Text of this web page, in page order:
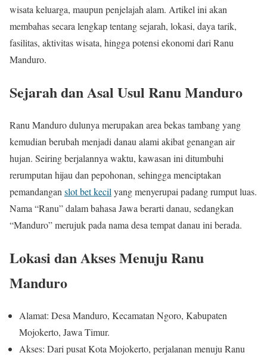
wisata keluarga, maupun penjelajah alam. Artikel ini akan
membahas secara lengkap tentang sejarah, lokasi, daya tarik,
fasilitas, aktivitas wisata, hingga potensi ekonomi dari Ranu
Manduro.
Sejarah dan Asal Usul Ranu Manduro
Ranu Manduro dulunya merupakan area bekas tambang yang
kemudian berubah menjadi danau alami akibat genangan air
hujan. Seiring berjalannya waktu, kawasan ini ditumbuhi
rerumputan hijau dan pepohonan, sehingga menciptakan
pemandangan slot bet kecil yang menyerupai padang rumput luas.
Nama “Ranu” dalam bahasa Jawa berarti danau, sedangkan
“Manduro” merujuk pada nama desa tempat danau ini berada.
Lokasi dan Akses Menuju Ranu
Manduro
Alamat: Desa Manduro, Kecamatan Ngoro, Kabupaten
Mojokerto, Jawa Timur.
Akses: Dari pusat Kota Mojokerto, perjalanan menuju Ranu